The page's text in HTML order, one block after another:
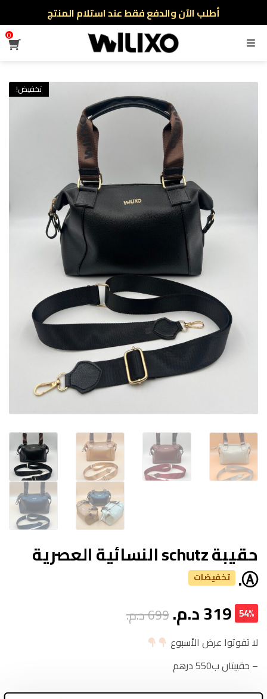
أطلب الآن والدفع فقط عند استلام المنتج
توصيل سريع لجميع الولايات
نفخر بأكثر من 5000 مشتري سعيد
القائمة
0
تخفيض!
حقيبة schutz النسائية العصرية
Ⓐ.
تخفيضات
319د.م.699د.م. 54%
لا تفوتوا عرض الأسبوع
– حقيبتان ب550 درهم